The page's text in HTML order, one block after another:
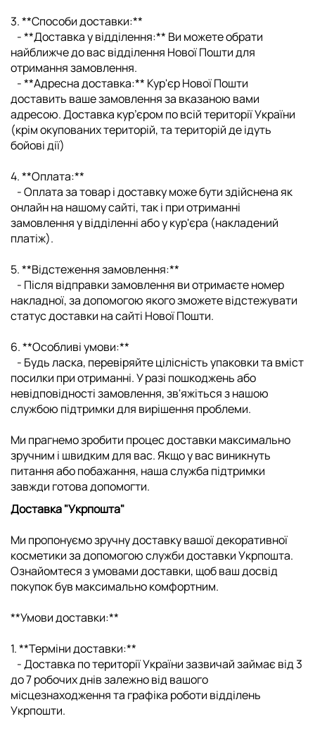
3. **Способи доставки:**
- **Доставка у відділення:** Ви можете обрати
найближче до вас відділення Нової Пошти для
отримання замовлення.
- **Адресна доставка:** Кур'єр Нової Пошти
доставить ваше замовлення за вказаною вами
адресою. Доставка кур’єром по всій території України
(крім окупованих територій, та територій де ідуть
бойові дії)
4. **Оплата:**
- Оплата за товар і доставку може бути здійснена як
онлайн на нашому сайті, так і при отриманні
замовлення у відділенні або у кур'єра (накладений
платіж).
5. **Відстеження замовлення:**
- Після відправки замовлення ви отримаєте номер
накладної, за допомогою якого зможете відстежувати
статус доставки на сайті Нової Пошти.
6. **Особливі умови:**
- Будь ласка, перевіряйте цілісність упаковки та вміст
посилки при отриманні. У разі пошкоджень або
невідповідності замовлення, зв'яжіться з нашою
службою підтримки для вирішення проблеми.
Ми прагнемо зробити процес доставки максимально
зручним і швидким для вас. Якщо у вас виникнуть
питання або побажання, наша служба підтримки
завжди готова допомогти.
Доставка "Укрпошта"
Ми пропонуємо зручну доставку вашої декоративної
косметики за допомогою служби доставки Укрпошта.
Ознайомтеся з умовами доставки, щоб ваш досвід
покупок був максимально комфортним.
**Умови доставки:**
1. **Терміни доставки:**
- Доставка по території України зазвичай займає від 3
до 7 робочих днів залежно від вашого
місцезнаходження та графіка роботи відділень
Укрпошти.